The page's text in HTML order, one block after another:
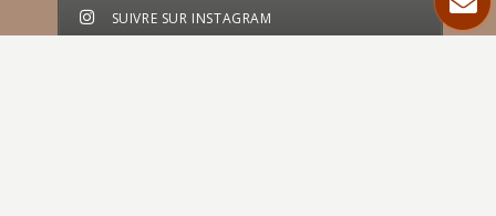
SUIVRE SUR INSTAGRAM